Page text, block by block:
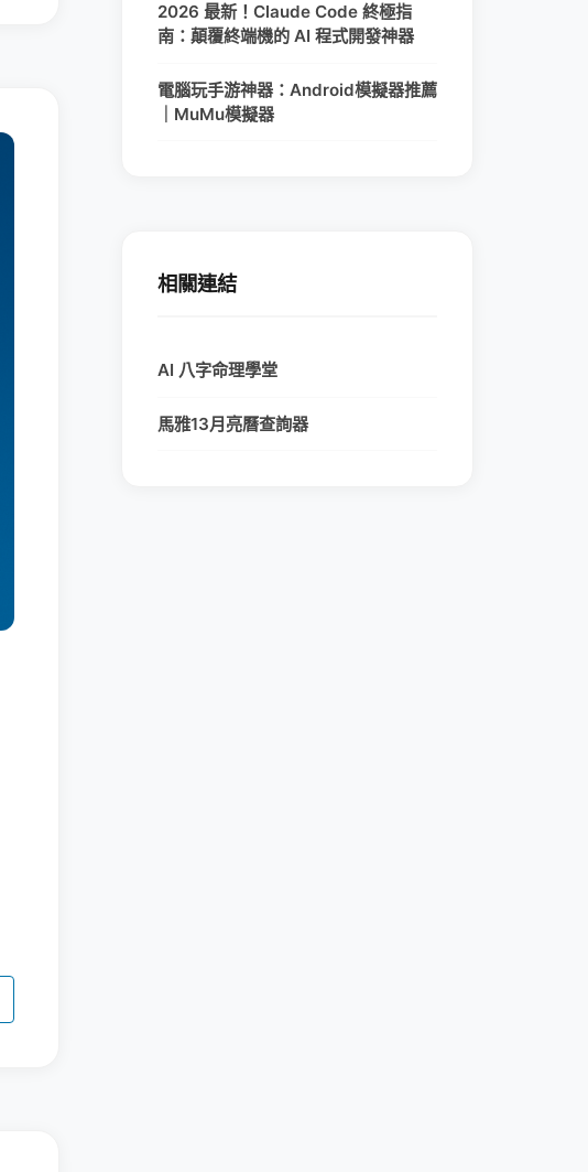
2026 最新！Claude Code 終極指
南：顛覆終端機的 AI 程式開發神器
電腦玩手游神器：Android模擬器推薦
｜MuMu模擬器
相關連結
AI 八字命理學堂
馬雅13月亮曆查詢器